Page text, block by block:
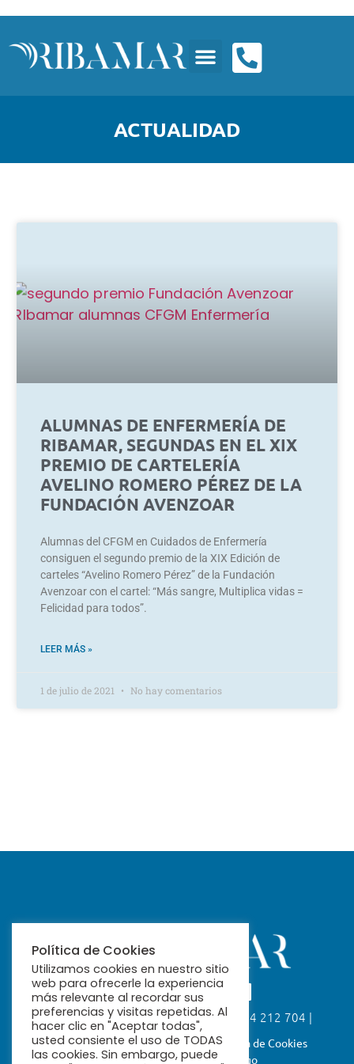
ACTUALIDAD
ALUMNAS DE ENFERMERÍA DE
RIBAMAR, SEGUNDAS EN EL XIX
PREMIO DE CARTELERÍA
AVELINO ROMERO PÉREZ DE LA
FUNDACIÓN AVENZOAR
Alumnas del CFGM en Cuidados de Enfermería
consiguen el segundo premio de la XIX Edición de
carteles “Avelino Romero Pérez” de la Fundación
Avenzoar con el cartel: “Más sangre, Multiplica vidas =
Felicidad para todos”.
LEER MÁS »
1 de julio de 2021 No hay comentarios
Calle Fabiola, 26. 41004 Sevilla | 954 212 704 |
ribamar@ribamar.org
Aviso LegalPolítica de PrivacidadPolítica de Cookies
Términos y Condiciones de Pago
Política de Cookies
Utilizamos cookies en nuestro sitio
web para ofrecerle la experiencia
más relevante al recordar sus
preferencias y visitas repetidas. Al
hacer clic en "Aceptar todas",
usted consiente el uso de TODAS
las cookies. Sin embargo, puede